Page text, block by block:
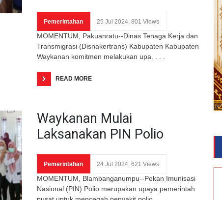
Pemerintahan 25 Jul 2024, 801 Views
MOMENTUM, Pakuanratu--Dinas Tenaga Kerja dan
Transmigrasi (Disnakertrans) Kabupaten Kabupaten
Waykanan komitmen melakukan upa. . . .
READ MORE
Waykanan Mulai
Laksanakan PIN Polio
Pemerintahan 24 Jul 2024, 621 Views
MOMENTUM, Blambanganumpu--Pekan Imunisasi
Nasional (PIN) Polio merupakan upaya pemerintah